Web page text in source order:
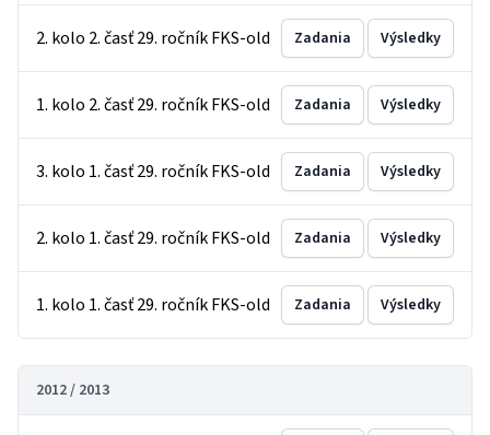
2. kolo 2. časť 29. ročník FKS-old Zadania Výsledky
1. kolo 2. časť 29. ročník FKS-old Zadania Výsledky
3. kolo 1. časť 29. ročník FKS-old Zadania Výsledky
2. kolo 1. časť 29. ročník FKS-old Zadania Výsledky
1. kolo 1. časť 29. ročník FKS-old Zadania Výsledky
2012 / 2013